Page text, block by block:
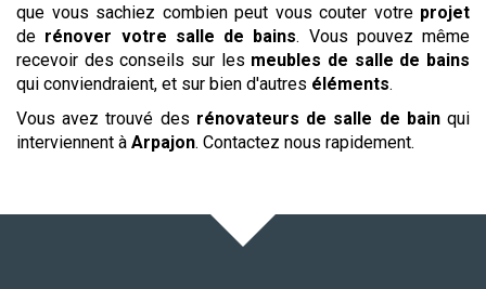
que vous sachiez combien peut vous couter votre projet
de rénover votre salle de bains. Vous pouvez même
recevoir des conseils sur les meubles de salle de bains
qui conviendraient, et sur bien d'autres éléments.
Vous avez trouvé des rénovateurs de salle de bainqui
interviennent à Arpajon. Contactez nous rapidement.